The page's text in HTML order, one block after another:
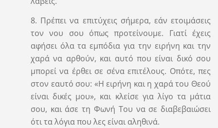
8. Πρέπει να επιτύχεις σήμερα, εάν ετοιμάσεις
τον νου σου όπως προτείνουμε. Γιατί έχεις
αφήσει όλα τα εμπόδια για την ειρήνη και την
χαρά να αρθούν, και αυτό που είναι δικό σου
μπορεί να έρθει σε σένα επιτέλους. Οπότε, πες
στον εαυτό σου: «Η ειρήνη και η χαρά του Θεού
είναι δικές μου», και κλείσε για λίγο τα μάτια
σου, και άσε τη Φωνή Του να σε διαβεβαιώσει
ότι τα λόγια που λες είναι αληθινά.